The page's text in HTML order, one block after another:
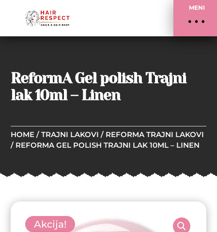
MENI
ReformA Gel polish Trajni
lak 10ml – Linen
HOME /TRAJNI LAKOVI / REFORMA TRAJNI LAKOVI
/ REFORMA GEL POLISH TRAJNI LAK 10ML – LINEN
Akcija!